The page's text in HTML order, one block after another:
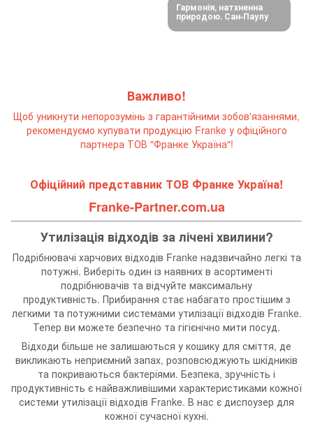
Гармонія, натхненна
природою. Сан-Паулу
Важливо!
Щоб уникнути непорозумінь з гарантійними зобов'язаннями,
рекомендуємо купувати продукцію Franke у офіційного
партнера ТОВ "Франке Україна"!
Офіційний представник ТОВ Франке Україна!
Franke-Partner.com.ua
Утилізація відходів за лічені хвилини?
Подрібнювачі харчових відходів Franke надзвичайно легкі та
потужні. Виберіть один із наявних в асортименті
подрібнювачів та відчуйте максимальну
продуктивність. Прибирання стає набагато простішим з
легкими та потужними системами утилізації відходів Franke.
Тепер ви можете безпечно та гігієнічно мити посуд.
Відходи більше не залишаються у кошику для сміття, де
викликають неприємний запах, розповсюджують шкідників
та покриваються бактеріями. Безпека, зручність і
продуктивність є найважливішими характеристиками кожної
системи утилізації відходів Franke. В нас є диспоузер для
кожної сучасної кухні.